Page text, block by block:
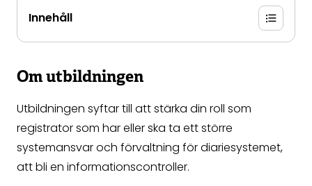
Innehåll
Om utbildningen
Utbildningen syftar till att stärka din roll som
registrator som har eller ska ta ett större
systemansvar och förvaltning för diariesystemet,
att bli en informationscontroller.